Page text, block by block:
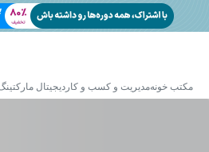
مکتب خونهمدیریت و کسب و کار دیجیتال